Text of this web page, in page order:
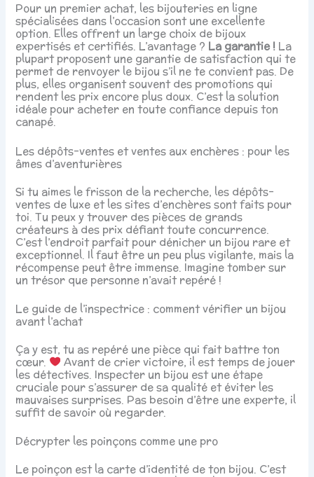
Pour un premier achat, les bijouteries en ligne
spécialisées dans l’occasion sont une excellente
option. Elles offrent un large choix de bijoux
expertisés et certifiés. L’avantage ? La garantie ! La
plupart proposent une garantie de satisfaction qui te
permet de renvoyer le bijou s’il ne te convient pas. De
plus, elles organisent souvent des promotions qui
rendent les prix encore plus doux. C’est la solution
idéale pour acheter en toute confiance depuis ton
canapé.
Les dépôts-ventes et ventes aux enchères : pour les
âmes d’aventurières
Si tu aimes le frisson de la recherche, les dépôts-
ventes de luxe et les sites d’enchères sont faits pour
toi. Tu peux y trouver des pièces de grands
créateurs à des prix défiant toute concurrence.
C’est l’endroit parfait pour dénicher un bijou rare et
exceptionnel. Il faut être un peu plus vigilante, mais la
récompense peut être immense. Imagine tomber sur
un trésor que personne n’avait repéré !
Le guide de l’inspectrice : comment vérifier un bijou
avant l’achat
Ça y est, tu as repéré une pièce qui fait battre ton
cœur.
Avant de crier victoire, il est temps de jouer
les détectives. Inspecter un bijou est une étape
cruciale pour s’assurer de sa qualité et éviter les
mauvaises surprises. Pas besoin d’être une experte, il
suffit de savoir où regarder.
Décrypter les poinçons comme une pro
Le poinçon est la carte d’identité de ton bijou. C’est